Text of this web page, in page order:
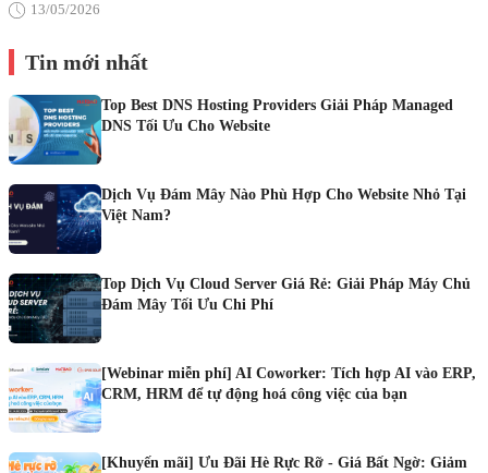
13/05/2026
Tin mới nhất
Top Best DNS Hosting Providers Giải Pháp Managed
DNS Tối Ưu Cho Website
Dịch Vụ Đám Mây Nào Phù Hợp Cho Website Nhỏ Tại
Việt Nam?
Top Dịch Vụ Cloud Server Giá Rẻ: Giải Pháp Máy Chủ
Đám Mây Tối Ưu Chi Phí
[Webinar miễn phí] AI Coworker: Tích hợp AI vào ERP,
CRM, HRM để tự động hoá công việc của bạn
[Khuyến mãi] Ưu Đãi Hè Rực Rỡ - Giá Bất Ngờ: Giảm